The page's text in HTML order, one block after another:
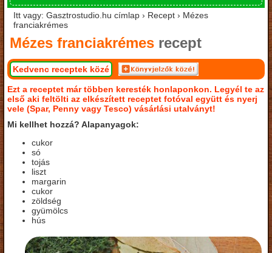
Itt vagy: Gasztrostudio.hu címlap › Recept › Mézes
franciakrémes
Mézes franciakrémes recept
Kedvenc receptek közé
Ezt a receptet már többen keresték honlaponkon. Legyél te az
első aki feltölti az elkészített receptet fotóval együtt és nyerj
vele (Spar, Penny vagy Tesco) vásárlási utalványt!
Mi kellhet hozzá? Alapanyagok:
cukor
só
tojás
liszt
margarin
cukor
zöldség
gyümölcs
hús